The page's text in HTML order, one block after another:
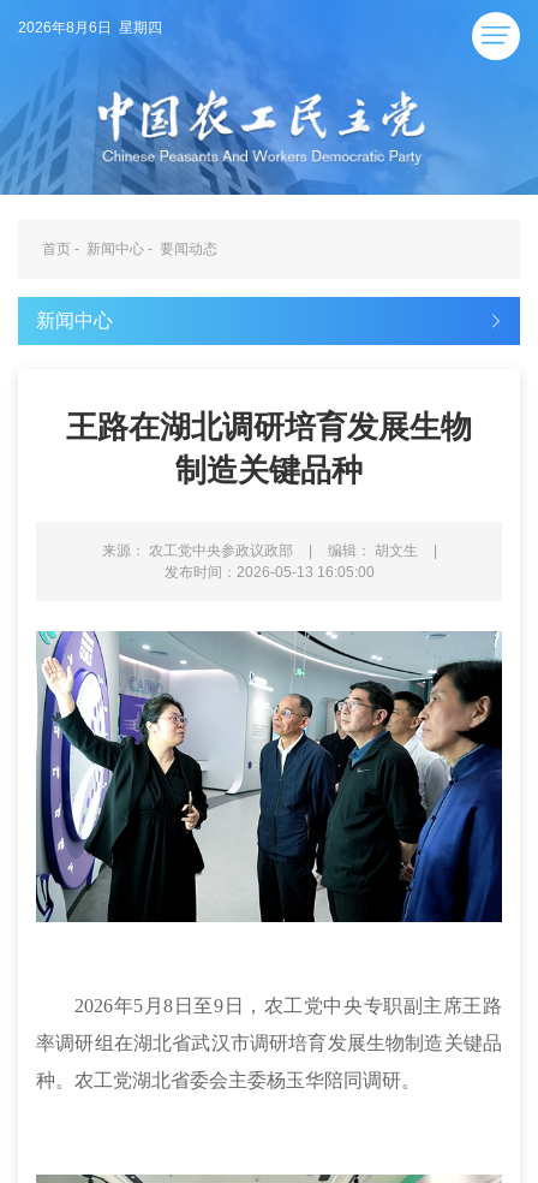
2026年8月6日 星期四
首页 - 新闻中心 - 要闻动态
新闻中心
王路在湖北调研培育发展生物
制造关键品种
来源： 农工党中央参政议政部 | 编辑： 胡文生
|
发布时间：2026-05-13 16:05:00
2026年5月8日至9日，农工党中央专职副主席王路
率调研组在湖北省武汉市调研培育发展生物制造关键品
种。农工党湖北省委会主委杨玉华陪同调研。